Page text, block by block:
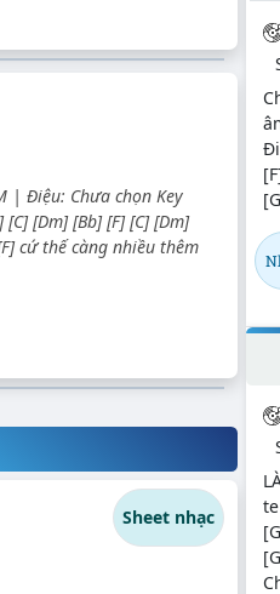
| Điệu: Chưa chọn Key
[Dm] [Bb] [F] [C] [Dm]
cứ thế càng nhiều thêm
Sheet nhạc